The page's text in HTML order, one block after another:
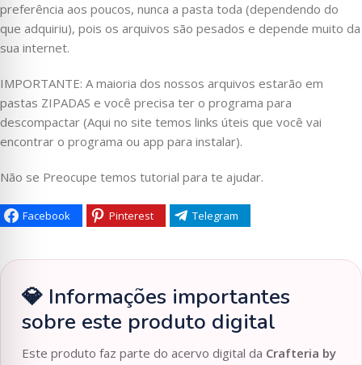
preferência aos poucos, nunca a pasta toda (dependendo do
que adquiriu), pois os arquivos são pesados e depende muito da
sua internet.
IMPORTANTE: A maioria dos nossos arquivos estarão em
pastas ZIPADAS e você precisa ter o programa para
descompactar (Aqui no site temos links úteis que você vai
encontrar o programa ou app para instalar).
Não se Preocupe temos tutorial para te ajudar.
Facebook Pinterest Telegram
💎 Informações importantes
sobre este produto digital
Este produto faz parte do acervo digital da Crafteria by